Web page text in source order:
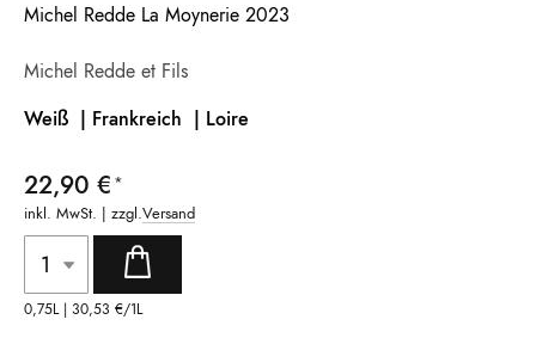
Michel Redde La Moynerie 2023
Michel Redde et Fils
Weiß | Frankreich | Loire
22,90 €
inkl. MwSt. | zzgl.Versand
0,75L | 30,53 €/1L